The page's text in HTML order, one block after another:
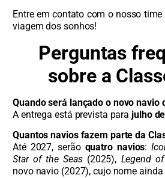
Entre em contato com o nosso
viagem dos sonhos!
Perguntas
sobre a
Quando será lançado o novo navio
A entrega está prevista para julho
Quantos navios fazem parte da
Até 2027, serão quatro navios:
Star of the Seas(2025), Legend
novo navio (2027), cujo nome